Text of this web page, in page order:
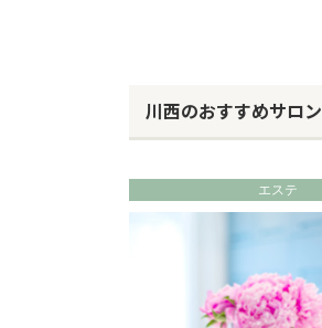
川西のおすすめサロン
エステ